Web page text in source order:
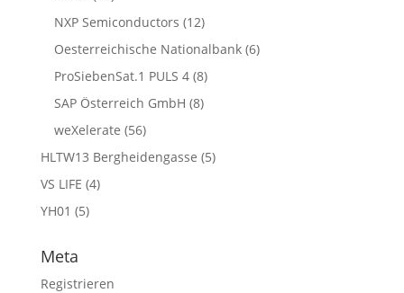
NXP Semiconductors (12)
Oesterreichische Nationalbank(6)
ProSiebenSat.1 PULS 4(8)
SAP Österreich GmbH (8)
weXelerate (56)
HLTW13 Bergheidengasse (5)
VS LIFE (4)
YH01 (5)
Meta
Registrieren